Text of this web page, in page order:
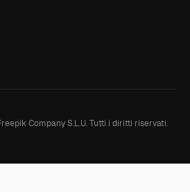
Company S.L.U. Tutti i diritti riservati.